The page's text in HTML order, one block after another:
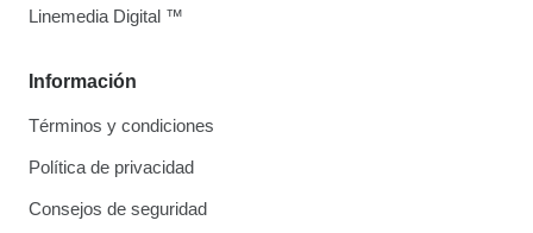
Información
Términos y condiciones
Política de privacidad
Consejos de seguridad
Linemedia Digital ™